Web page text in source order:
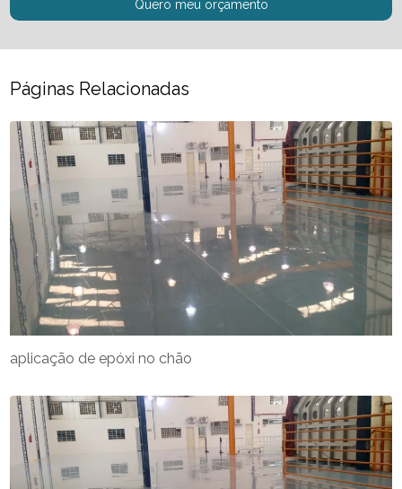
Quero meu orçamento
Páginas Relacionadas
aplicação de epóxi no chão